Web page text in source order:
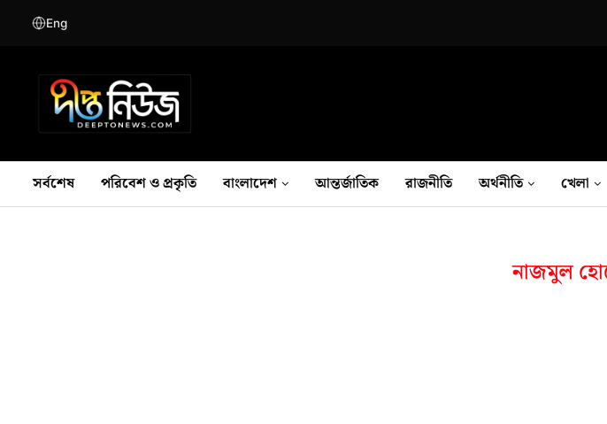
Eng
সর্বশেষ পরিবেশ ও প্রকৃতি বাংলাদেশ আন্তর্জাতিক রাজনীতি অর্থনীতি খেলা
নাজমুল